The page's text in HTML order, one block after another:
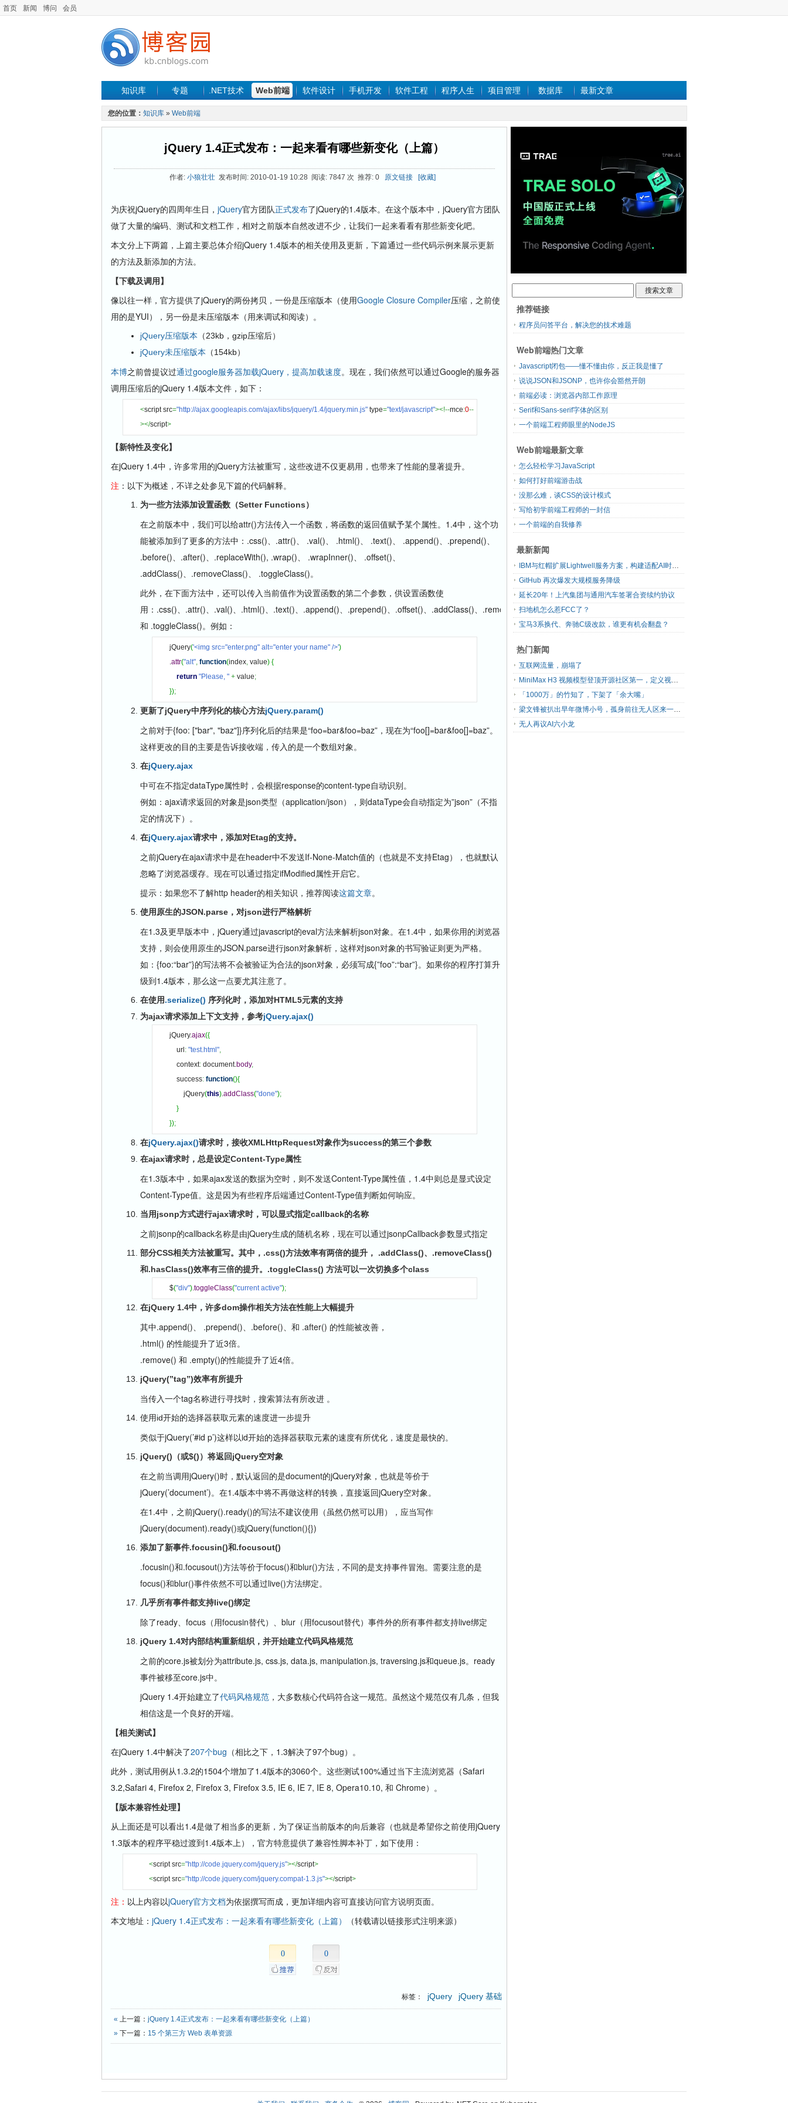
首页 新闻 博问 会员
知识库 专题 .NET技术 Web前端 软件设计 手机开发 软件工程 程序人生 项目管理 数据库 最新文章
您的位置： 知识库 » Web前端
jQuery 1.4正式发布：一起来看有哪些新变化（上篇）
作者: 小狼壮壮 发布时间: 2010-01-19 10:28 阅读: 7847 次 推荐: 0 原文链接 [收藏]
为庆祝jQuery的四周年生日， jQuery官方团队正式发布了jQuery的1.4版本。在这个版本中，jQuery官方团队
做了大量的编码、测试和文档工作，相对之前版本自然改进不少，让我们一起来看看有那些新变化吧。
本文分上下两篇，上篇主要总体介绍jQuery 1.4版本的相关使用及更新，下篇通过一些代码示例来展示更新
的方法及新添加的方法。
【下载及调用】
像以往一样，官方提供了jQuery的两份拷贝，一份是压缩版本（使用Google Closure Compiler压缩，之前使
用的是YUI），另一份是未压缩版本（用来调试和阅读）。
jQuery压缩版本 （23kb，gzip压缩后）
jQuery未压缩版本 （154kb）
本博之前曾提议过通过google服务器加载jQuery，提高加载速度。现在，我们依然可以通过Google的服务器
调用压缩后的jQuery 1.4版本文件，如下：
<script src="http://ajax.googleapis.com/ajax/libs/jquery/1.4/jquery.min.js" type="text/javascript"><!--mce:0--
></script>
【新特性及变化】
在jQuery 1.4中，许多常用的jQuery方法被重写，这些改进不仅更易用，也带来了性能的显著提升。
注 ：以下为概述，不详之处参见下篇的代码解释。
为一些方法添加设置函数（Setter Functions）
在之前版本中，我们可以给attr()方法传入一个函数，将函数的返回值赋予某个属性。1.4中，这个功
能被添加到了更多的方法中：.css()、.attr()、 .val()、 .html()、 .text()、 .append()、.prepend()、
.before()、.after()、.replaceWith(), .wrap()、 .wrapInner()、 .offset()、
.addClass()、.removeClass()、 .toggleClass()。
此外，在下面方法中，还可以传入当前值作为设置函数的第二个参数，供设置函数使
用：.css()、.attr()、.val()、.html()、.text()、.append()、.prepend()、.offset()、.addClass()、.removeClass()、
和 .toggleClass()。例如：
jQuery('<img src="enter.png" alt="enter your name" />')
.attr("alt", function(index, value) {
return "Please, " + value;
});
更新了jQuery中序列化的核心方法jQuery.param()
之前对于{foo: ["bar", "baz"]}序列化后的结果是“foo=bar&foo=baz”，现在为“foo[]=bar&foo[]=baz”。
这样更改的目的主要是告诉接收端，传入的是一个数组对象。
在jQuery.ajax
中可在不指定dataType属性时，会根据response的content-type自动识别。
例如：ajax请求返回的对象是json类型（application/json），则dataType会自动指定为”json”（不指
定的情况下）。
在jQuery.ajax请求中，添加对Etag的支持。
之前jQuery在ajax请求中是在header中不发送If-None-Match值的（也就是不支持Etag），也就默认
忽略了浏览器缓存。现在可以通过指定ifModified属性开启它。
提示：如果您不了解http header的相关知识，推荐阅读这篇文章。
使用原生的JSON.parse，对json进行严格解析
在1.3及更早版本中，jQuery通过javascript的eval方法来解析json对象。在1.4中，如果你用的浏览器
支持，则会使用原生的JSON.parse进行json对象解析，这样对json对象的书写验证则更为严格。
如：{foo:“bar”}的写法将不会被验证为合法的json对象，必须写成{”foo”:“bar”}。如果你的程序打算升
级到1.4版本，那么这一点要尤其注意了。
在使用.serialize() 序列化时，添加对HTML5元素的支持
为ajax请求添加上下文支持，参考jQuery.ajax()
jQuery.ajax({
    url
: "test.html",
    context
: document.body,
    success
: function(){
        jQuery
(this).addClass("done");
}
});
在jQuery.ajax()请求时，接收XMLHttpRequest对象作为success的第三个参数
在ajax请求时，总是设定Content-Type属性
在1.3版本中，如果ajax发送的数据为空时，则不发送Content-Type属性值，1.4中则总是显式设定
Content-Type值。这是因为有些程序后端通过Content-Type值判断如何响应。
当用jsonp方式进行ajax请求时，可以显式指定callback的名称
之前jsonp的callback名称是由jQuery生成的随机名称，现在可以通过jsonpCallback参数显式指定
部分CSS相关方法被重写。其中，.css()方法效率有两倍的提升， .addClass()、.removeClass()
和.hasClass()效率有三倍的提升。.toggleClass() 方法可以一次切换多个class
$("div").toggleClass("current active");
在jQuery 1.4中，许多dom操作相关方法在性能上大幅提升
其中.append()、 .prepend()、.before()、和 .after() 的性能被改善，
.html() 的性能提升了近3倍。
.remove() 和 .empty()的性能提升了近4倍。
jQuery(”tag”)效率有所提升
当传入一个tag名称进行寻找时，搜索算法有所改进 。
使用id开始的选择器获取元素的速度进一步提升
类似于jQuery(’#id p’)这样以id开始的选择器获取元素的速度有所优化，速度是最快的。
jQuery()（或$()）将返回jQuery空对象
在之前当调用jQuery()时，默认返回的是document的jQuery对象，也就是等价于
jQuery(’document’)。在1.4版本中将不再做这样的转换，直接返回jQuery空对象。
在1.4中，之前jQuery().ready()的写法不建议使用（虽然仍然可以用），应当写作
jQuery(document).ready()或jQuery(function(){})
添加了新事件.focusin()和.focusout()
.focusin()和.focusout()方法等价于focus()和blur()方法，不同的是支持事件冒泡。需要注意的是
focus()和blur()事件依然不可以通过live()方法绑定。
几乎所有事件都支持live()绑定
除了ready、focus（用focusin替代）、blur（用focusout替代）事件外的所有事件都支持live绑定
jQuery 1.4对内部结构重新组织，并开始建立代码风格规范
之前的core.js被划分为attribute.js, css.js, data.js, manipulation.js, traversing.js和queue.js。ready
事件被移至core.js中。
jQuery 1.4开始建立了代码风格规范 ，大多数核心代码符合这一规范。虽然这个规范仅有几条，但我
相信这是一个良好的开端。
【相关测试】
在jQuery 1.4中解决了207个bug （相比之下，1.3解决了97个bug）。
此外，测试用例从1.3.2的1504个增加了1.4版本的3060个。这些测试100%通过当下主流浏览器（Safari
3.2,Safari 4, Firefox 2, Firefox 3, Firefox 3.5, IE 6, IE 7, IE 8, Opera10.10, 和 Chrome）。
【版本兼容性处理】
从上面还是可以看出1.4是做了相当多的更新，为了保证当前版本的向后兼容（也就是希望你之前使用jQuery
1.3版本的程序平稳过渡到1.4版本上），官方特意提供了兼容性脚本补丁，如下使用：
<script src="http://code.jquery.com/jquery.js"></script>
<script src="http://code.jquery.com/jquery.compat-1.3.js"></script>
注： 以上内容以jQuery官方文档为依据撰写而成，更加详细内容可直接访问官方说明页面。
本文地址： jQuery 1.4正式发布：一起来看有哪些新变化（上篇） （转载请以链接形式注明来源）
0 0
标签： jQuery jQuery 基础
« 上一篇： jQuery 1.4正式发布：一起来看有哪些新变化（上篇）
» 下一篇： 15 个第三方 Web 表单资源
推荐链接
程序员问答平台，解决您的技术难题
Web前端热门文章
Javascript闭包——懂不懂由你，反正我是懂了
说说JSON和JSONP，也许你会豁然开朗
前端必读：浏览器内部工作原理
Serif和Sans-serif字体的区别
一个前端工程师眼里的NodeJS
Web前端最新文章
怎么轻松学习JavaScript
如何打好前端游击战
没那么难，谈CSS的设计模式
写给初学前端工程师的一封信
一个前端的自我修养
最新新闻
IBM与红帽扩展Lightwell服务方案，构建适配AI时代开源生态的可信基础设施
GitHub 再次爆发大规模服务降级
延长20年！上汽集团与通用汽车签署合资续约协议
扫地机怎么惹FCC了？
宝马3系换代、奔驰C级改款，谁更有机会翻盘？
热门新闻
互联网流量，崩塌了
MiniMax H3 视频模型登顶开源社区第一，定义视频模型领域“斩杀线”
「1000万」的竹知了，下架了「余大嘴」
梁文锋被扒出早年微博小号，孤身前往无人区来一场相当 deep 的 seek 旅行
无人再议AI六小龙